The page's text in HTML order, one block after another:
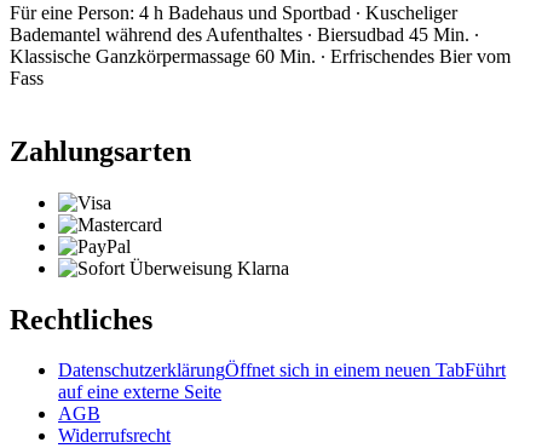
Für eine Person: 4 h Badehaus und Sportbad ∙ Kuscheliger
Bademantel während des Aufenthaltes ∙ Biersudbad 45 Min. ∙
Klassische Ganzkörpermassage 60 Min. ∙ Erfrischendes Bier vom
Fass
Zahlungsarten
Rechtliches
DatenschutzerklärungÖffnet sich in einem neuen TabFührt
auf eine externe Seite
AGB
Widerrufsrecht